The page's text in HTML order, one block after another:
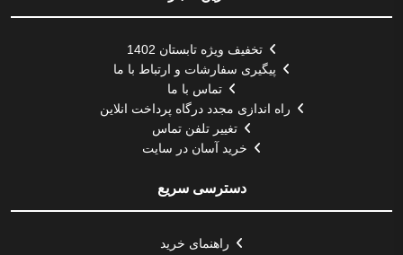
تخفیف ویژه تابستان 1402
پیگیری سفارشات و ارتباط با ما
تماس با ما
راه اندازی مجدد درگاه پرداخت انلاین
تغییر تلفن تماس
خرید آسان در سایت
دسترسی سریع
راهنمای خرید